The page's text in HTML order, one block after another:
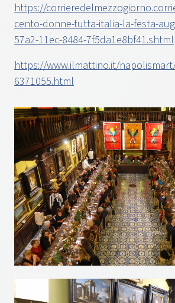
https://
cento-donne-tutta-italia-la-festa-
57a2-11ec-8484-7f5da1e8bf41.shtml
https://www.ilmattino.it/
6371055.html